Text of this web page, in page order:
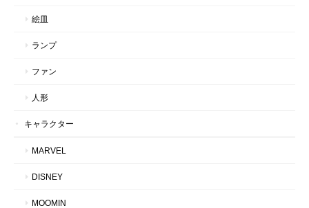
絵皿
ランプ
ファン
人形
キャラクター
MARVEL
DISNEY
MOOMIN